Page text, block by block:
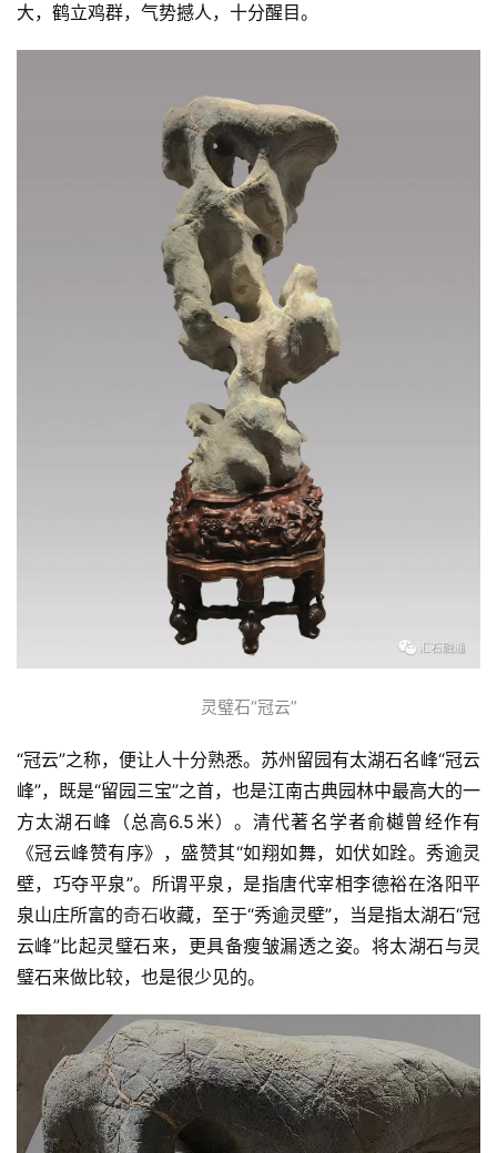
大，鹤立鸡群，气势撼人，十分醒目。
灵璧石“冠云”
“冠云”之称，便让人十分熟悉。苏州留园有太湖石名峰“冠云
峰”，既是“留园三宝”之首，也是江南古典园林中最高大的一
方太湖石峰（总高6.5米）。清代著名学者俞樾曾经作有
《冠云峰赞有序》，盛赞其“如翔如舞，如伏如跧。秀逾灵
壁，巧夺平泉”。所谓平泉，是指唐代宰相李德裕在洛阳平
泉山庄所富的奇石收藏，至于“秀逾灵壁”，当是指太湖石“冠
云峰”比起灵璧石来，更具备瘦皱漏透之姿。将太湖石与灵
璧石来做比较，也是很少见的。